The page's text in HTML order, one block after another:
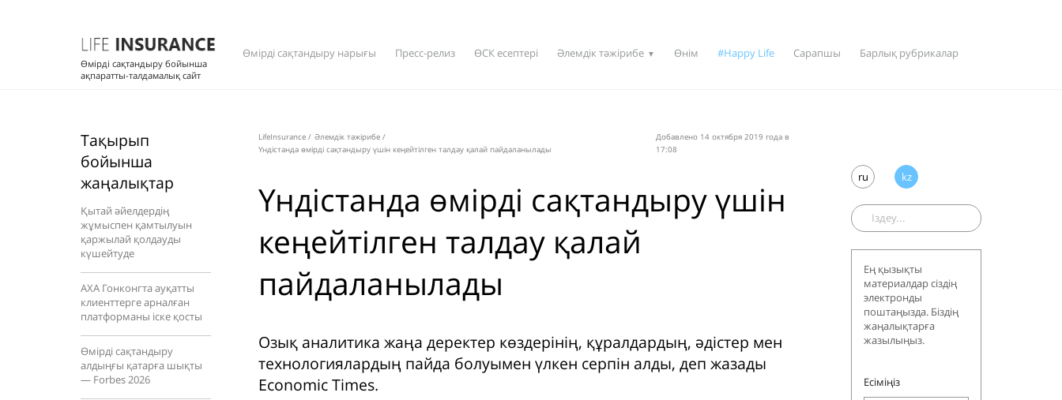
Өмірді сақтандыру бойынша
ақпаратты-талдамалық сайт
Өмірді сақтандыру нарығы Пресс-релиз ӨСК есептері Әлемдік тәжірибе ▼ Өнім #Happy Life Сарапшы Барлық рубрикалар
Тақырып
бойынша
жаңалықтар
Қытай әйелдердің
жұмыспен қамтылуын
қаржылай қолдауды
күшейтуде
AXA Гонконгта ауқатты
клиенттерге арналған
платформаны іске қосты
Өмірді сақтандыру
алдыңғы қатарға шықты
— Forbes 2026
LifeInsurance / Әлемдік тәжірибе /
Үндістанда өмірді сақтандыру үшін кеңейтілген талдау қалай пайдаланылады
Добавлено 14 октября 2019 года в
17:08
Үндістанда өмірді сақтандыру үшін
кеңейтілген талдау қалай
пайдаланылады
Озық аналитика жаңа деректер көздерінің, құралдардың, әдістер мен
технологиялардың пайда болуымен үлкен серпін алды, деп жазады
Economic Times.
ru kz
Ең қызықты
материалдар сіздің
электронды
поштаңызда. Біздің
жаңалықтарға
жазылыңыз.
Есіміңіз